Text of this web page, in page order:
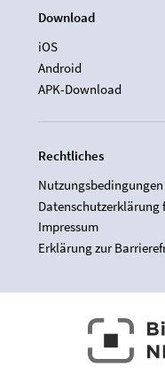
Download
iOS
Android
APK-Download
Rechtliches
Nutzungsbedingungen
Datenschutzerklärung
Impressum
Erklärung zur